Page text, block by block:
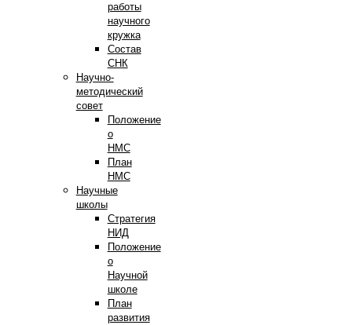
работы
научного
кружка
Состав
СНК
Научно-
методический
совет
Положение
о
НМС
План
НМС
Научные
школы
Стратегия
НИД
Положение
о
Научной
школе
План
развития